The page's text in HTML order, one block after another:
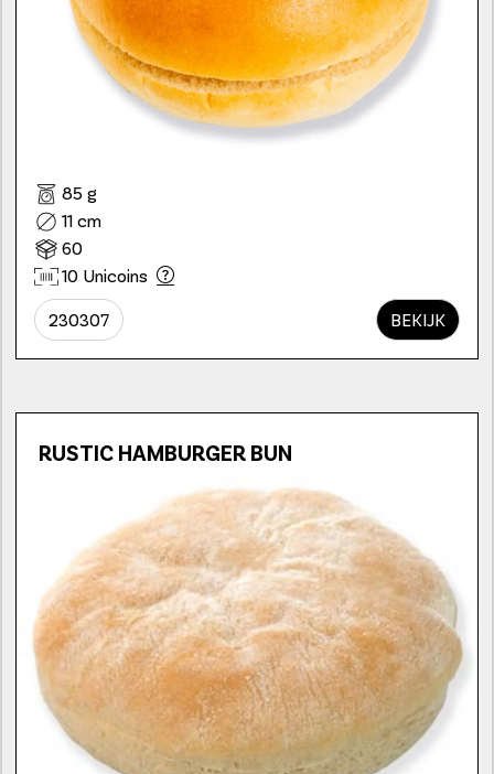
85 g
11 cm
60
10 Unicoins
230307 BEKIJK
RUSTIC HAMBURGER BUN